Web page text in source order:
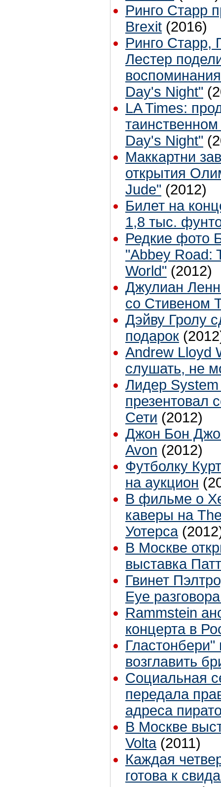
Ринго Старр
Brexit (2016)
Ринго Старр,
Лестер
Day's Night"
LA Times:
Day's Night"
Маккартни
открытия
Jude" (2012)
Билет на
1,8 тыс.
Редкие фото
"Abbey Road:
World" (2012)
Джулиан
со Стивеном
Дэйву Гролу
подарок
Andrew Lloyd
слушать, не
Лидер
презентовал
Сети (2012)
Джон Бон
Avon (2012)
Футболку
на аукцион
В фильме о
каверы на
Уотерса
В Москве
выставка
Гвинет
Eye
Rammstein
концерта в
возглавить
Социальная
передала
адреса
В Москве
Volta (2011)
Каждая
готова к